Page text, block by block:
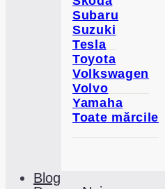
Subaru
Suzuki
Tesla
Toyota
Volkswagen
Volvo
Yamaha
Toate mărcile
Blog